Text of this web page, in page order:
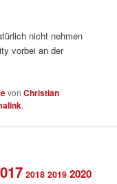
nicht nehmen
vorbei an der
vonChristian
.
2018 2019 2020